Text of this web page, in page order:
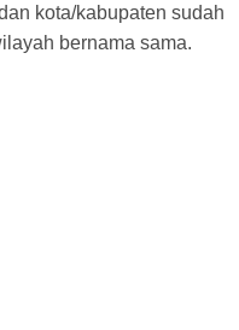
kota/kabupaten sudah
bernama sama.